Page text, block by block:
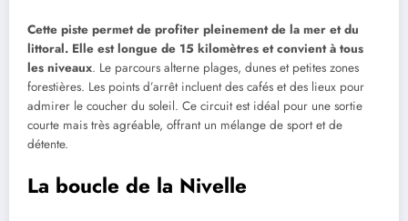
Cette piste permet de profiter pleinement de la mer et du
littoral. Elle est longue de 15 kilomètres et convient à tous
les niveaux. Le parcours alterne plages, dunes et petites zones
forestières. Les points d’arrêt incluent des cafés et des lieux pour
admirer le coucher du soleil. Ce circuit est idéal pour une sortie
courte mais très agréable, offrant un mélange de sport et de
détente.
La boucle de la Nivelle